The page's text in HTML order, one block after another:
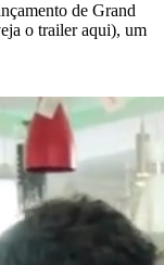
de Grand
o trailer aqui), um